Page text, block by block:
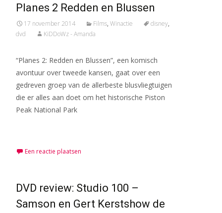
Planes 2 Redden en Blussen
17 november 2014 Films, Winactie disney,
dvd
KiDDoWz - Amanda
“Planes 2: Redden en Blussen”, een komisch
avontuur over tweede kansen, gaat over een
gedreven groep van de allerbeste blusvliegtuigen
die er alles aan doet om het historische Piston
Peak National Park
Een reactie plaatsen
DVD review: Studio 100 –
Samson en Gert Kerstshow de